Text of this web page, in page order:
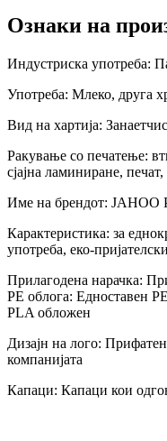
Ознаки на
Индустриска употреба:
Употреба: Млеко, друга
Вид на хартија:
Ракување со печатење:
сјајна ламиниране,
Име на брендот: JAHOO
Карактеристика: за
употреба, еко-
Прилагодена нарачка:
PE облога: Едноставен
PLA обложен
Дизајн на лого:
компанијата
Капаци: Капаци кои